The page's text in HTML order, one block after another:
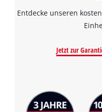
visitor.
the site
Entdecke unseren
Jetzt zur